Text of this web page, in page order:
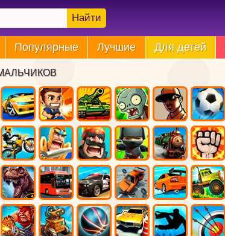
Найти
Популярные Лучшие Для детей